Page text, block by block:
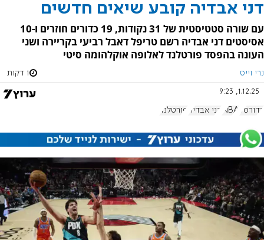
דני אבדיה קובע שיאים חדשים
עם שורה סטטיסטית של 31 נקודות, 19 כדורים חוזרים ו-10
אסיסטים דני אבדיה רשם טריפל דאבל רביעי בקריירה ושני
העונה בהפסד פורטלנד לאלופה אוקלהומה סיטי
נרי וייס 1 דקות
1.12.25, 9:23
כדורסל NBA דני אבדיה פורטלנד